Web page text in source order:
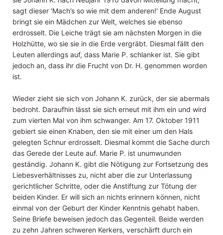
sagt dieser 'Mach’s so wie mit dem anderen!' Ende August
bringt sie ein Mädchen zur Welt, welches sie ebenso
erdrosselt. Die Leiche trägt sie am nächsten Morgen in die
Holzhütte, wo sie sie in die Erde vergräbt. Diesmal fällt den
Leuten allerdings auf, dass Marie P. schlanker ist. Sie gibt
jedoch an, dass ihr die Frucht von Dr. H. genommen worden
ist.
Wieder zieht sie sich von Johann K. zurück, der sie abermals
bedroht. Daraufhin lässt sie sich erneut mit ihm ein und wird
zum vierten Mal von ihm schwanger. Am 17. Oktober 1911
gebiert sie einen Knaben, den sie mit einer um den Hals
gelegten Schnur erdrosselt. Diesmal kommt die Sache durch
das Gerede der Leute auf. Marie P. ist unumwunden
geständig. Johann K. gibt die Nötigung zur Fortsetzung des
Liebesverhältnisses zu, nicht aber die zur Unterlassung
gerichtlicher Schritte, oder die Anstiftung zur Tötung der
beiden Kinder. Er will sich an nichts erinnern können, nicht
einmal von der Geburt der Kinder Kenntnis gehabt haben.
Seine Briefe beweisen jedoch das Gegenteil. Beide werden
zu zehn Jahren schweren Kerkers, verschärft durch ein